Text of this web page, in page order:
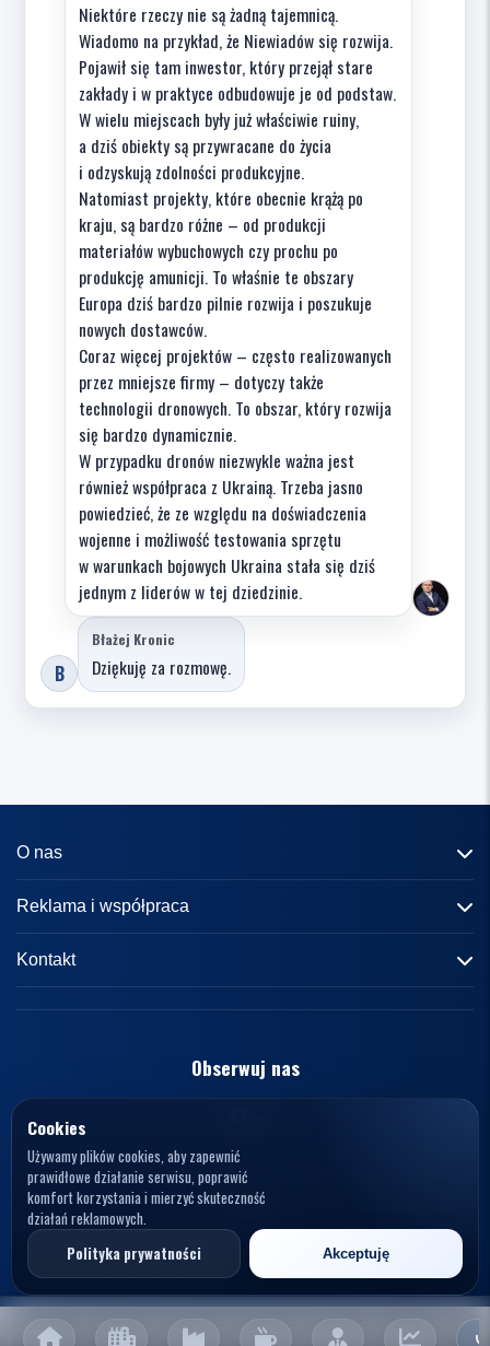
Niektóre rzeczy nie są żadną tajemnicą.
Wiadomo na przykład, że Niewiadów się rozwija.
Pojawił się tam inwestor, który przejął stare
zakłady i w praktyce odbudowuje je od podstaw.
W wielu miejscach były już właściwie ruiny,
a dziś obiekty są przywracane do życia
i odzyskują zdolności produkcyjne.
Natomiast projekty, które obecnie krążą po
kraju, są bardzo różne – od produkcji
materiałów wybuchowych czy prochu po
produkcję amunicji. To właśnie te obszary
Europa dziś bardzo pilnie rozwija i poszukuje
nowych dostawców.
Coraz więcej projektów – często realizowanych
przez mniejsze firmy – dotyczy także
technologii dronowych. To obszar, który rozwija
się bardzo dynamicznie.
W przypadku dronów niezwykle ważna jest
również współpraca z Ukrainą. Trzeba jasno
powiedzieć, że ze względu na doświadczenia
wojenne i możliwość testowania sprzętu
w warunkach bojowych Ukraina stała się dziś
jednym z liderów w tej dziedzinie.
B
Błażej Kronic
Dziękuję za rozmowę.
O nas
Informacje o portalu
Reklama i współpraca
Reklama
Kontakt
kontakt@knews.pl
Polska
NIP: 7272595979
Obserwuj nas
© 2026 KNews. Wszelkie prawa zastrzeżone.
Opelele. Magdalena Wiercioch, ul. Falista 167, 94-115 Łódź, NIP: 7272595979
Cookies
Używamy plików cookies, aby zapewnić
prawidłowe działanie serwisu, poprawić
komfort korzystania i mierzyć skuteczność
działań reklamowych.
Polityka prywatności
Akceptuję